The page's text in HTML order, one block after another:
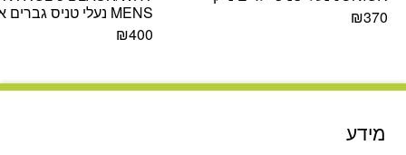
₪370
MENS נעלי טניס גברים אדידס
₪400
מידע